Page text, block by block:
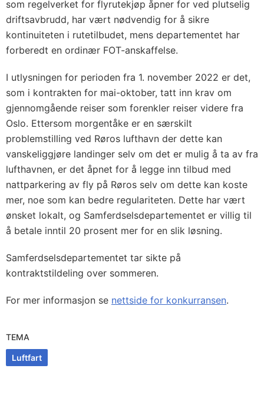
som regelverket for flyrutekjøp åpner for ved plutselig
driftsavbrudd, har vært nødvendig for å sikre
kontinuiteten i rutetilbudet, mens departementet har
forberedt en ordinær FOT-anskaffelse.
I utlysningen for perioden fra 1. november 2022 er det,
som i kontrakten for mai-oktober, tatt inn krav om
gjennomgående reiser som forenkler reiser videre fra
Oslo. Ettersom morgentåke er en særskilt
problemstilling ved Røros lufthavn der dette kan
vanskeliggjøre landinger selv om det er mulig å ta av fra
lufthavnen, er det åpnet for å legge inn tilbud med
nattparkering av fly på Røros selv om dette kan koste
mer, noe som kan bedre regulariteten. Dette har vært
ønsket lokalt, og Samferdselsdepartementet er villig til
å betale inntil 20 prosent mer for en slik løsning.
Samferdselsdepartementet tar sikte på
kontraktstildeling over sommeren.
For mer informasjon se nettside for konkurransen.
TEMA
Luftfart